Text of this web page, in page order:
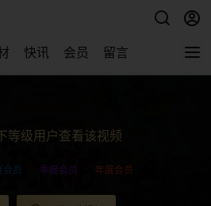
快讯 会员 留言
等级用户查看该视频
会员 季度会员 年度会员